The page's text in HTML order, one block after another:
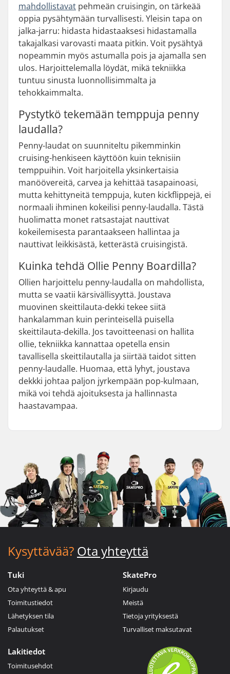
mahdollistavat pehmeän cruisingin, on tärkeää
oppia pysähtymään turvallisesti. Yleisin tapa on
jalka-jarru: hidasta hidastaaksesi hidastamalla
takajalkasi varovasti maata pitkin. Voit pysähtyä
nopeammin myös astumalla pois ja ajamalla sen
ulos. Harjoittelemalla löydät, mikä tekniikka
tuntuu sinusta luonnollisimmalta ja
tehokkaimmalta.
Pystytkö tekemään temppuja penny
laudalla?
Penny-laudat on suunniteltu pikemminkin
cruising-henkiseen käyttöön kuin teknisiin
temppuihin. Voit harjoitella yksinkertaisia
manöövereitä, carvea ja kehittää tasapainoasi,
mutta kehittyneitä temppuja, kuten kickflippejä, ei
normaali ihminen kokeilisi penny-laudalla. Tästä
huolimatta monet ratsastajat nauttivat
kokeilemisesta parantaakseen hallintaa ja
nauttivat leikkisästä, ketterästä cruisingistä.
Kuinka tehdä Ollie Penny Boardilla?
Ollien harjoittelu penny-laudalla on mahdollista,
mutta se vaatii kärsivällisyyttä. Joustava
muovinen skeittilauta-dekki tekee siitä
hankalamman kuin perinteisellä puisella
skeittilauta-dekilla. Jos tavoitteenasi on hallita
ollie, tekniikka kannattaa opetella ensin
tavallisella skeittilautalla ja siirtää taidot sitten
penny-laudalle. Huomaa, että lyhyt, joustava
dekkki johtaa paljon jyrkempään pop-kulmaan,
mikä voi tehdä ajoituksesta ja hallinnasta
haastavampaa.
Kysyttävää? Ota yhteyttä
Tuki
Ota yhteyttä & apu
Toimitustiedot
Lähetyksen tila
Palautukset
SkatePro
Kirjaudu
Meistä
Tietoja yrityksestä
Turvalliset maksutavat
Lakitiedot
Toimitusehdot